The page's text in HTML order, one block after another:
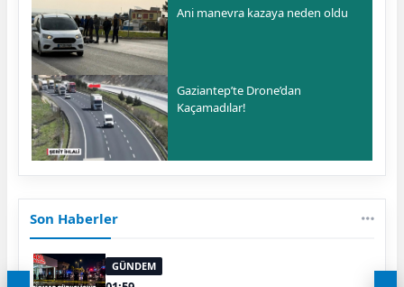
Ani manevra kazaya neden oldu
Gaziantep’te Drone’dan
Kaçamadılar!
Son Haberler
GÜNDEM